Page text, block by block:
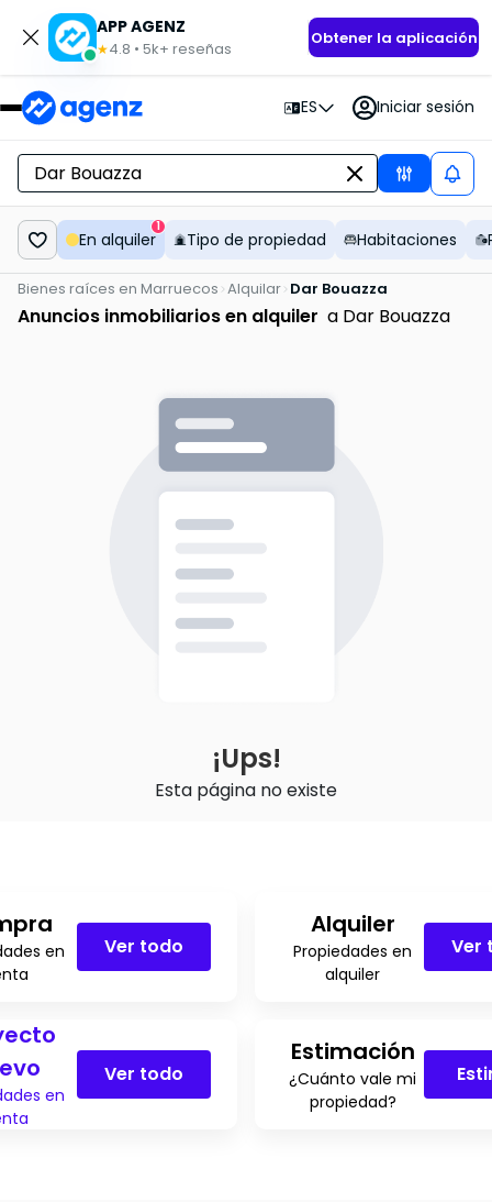
APP AGENZ
★4.8 • 5k+ reseñas
Obtener la aplicación
ES Iniciar sesión
En alquiler
1
Tipo de propiedad Habitaciones
Bienes raíces en Marruecos Alquilar Dar Bouazza
Anuncios inmobiliarios en alquiler a Dar Bouazza
¡Ups!
Esta página no existe
en
Ver todo
Alquiler
Propiedades en
alquiler
Ver
en
Ver todo
Estimación
¿Cuánto vale mi
propiedad?